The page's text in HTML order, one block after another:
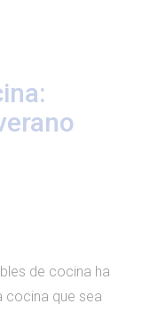
de cocina ha
cocina que sea